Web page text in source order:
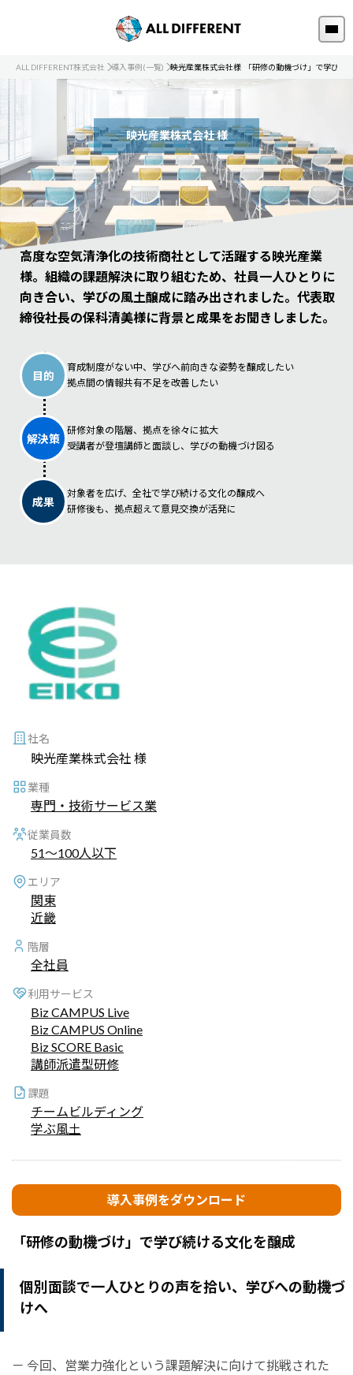
ALL DIFFERENT株式会社 導入事例(一覧) 映光産業株式会社様_「研修の動機づけ」で学び続
映光産業株式会社 様
高度な空気清浄化の技術商社として活躍する映光産業
様。組織の課題解決に取り組むため、社員一人ひとりに
向き合い、学びの風土醸成に踏み出されました。代表取
締役社長の保科清美様に背景と成果をお聞きしました。
目的
育成制度がない中、学びへ前向きな姿勢を醸成したい
拠点間の情報共有不足を改善したい
解決策
研修対象の階層、拠点を徐々に拡大
受講者が登壇講師と面談し、学びの動機づけ図る
成果
対象者を広げ、全社で学び続ける文化の醸成へ
研修後も、拠点超えて意見交換が活発に
社名
映光産業株式会社 様
業種
専門・技術サービス業
従業員数
51～100人以下
エリア
関東
近畿
階層
全社員
利用サービス
Biz CAMPUS Live
Biz CAMPUS Online
Biz SCORE Basic
講師派遣型研修
課題
チームビルディング
学ぶ風土
導入事例をダウンロード
「研修の動機づけ」で学び続ける文化を醸成
個別面談で一人ひとりの声を拾い、学びへの動機づ
けへ
－ 今回、営業力強化という課題解決に向けて挑戦された